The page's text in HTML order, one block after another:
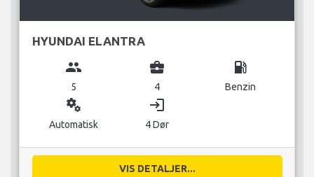
HYUNDAI ELANTRA
group
5
business_center
4
local_gas_station
Benzin
miscellaneous_services
Automatisk
login
4 Dør
VIS DETALJER...